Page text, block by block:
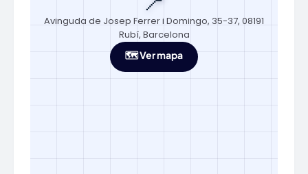
Avinguda de Josep Ferrer i Domingo, 35-37, 08191
Rubí, Barcelona
🗺️ Ver mapa